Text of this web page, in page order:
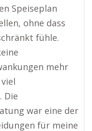
Speiseplan
ohne dass
fühle.
mehr
Die
war eine der
für meine